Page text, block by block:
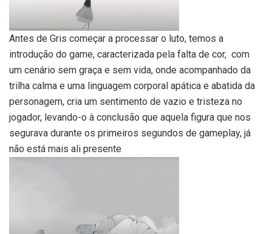
Antes de Gris começar a processar o luto, temos a
introdução do game, caracterizada pela falta de cor, com
um cenário sem graça e sem vida, onde acompanhado da
trilha calma e uma linguagem corporal apática e abatida da
personagem, cria um sentimento de vazio e tristeza no
jogador, levando-o à conclusão que aquela figura que nos
segurava durante os primeiros segundos de gameplay, já
não está mais ali presente